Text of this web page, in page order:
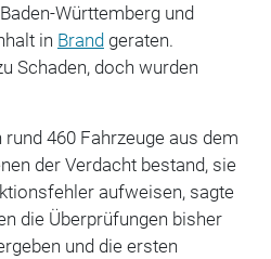
Württemberg und
in Brandgeraten.
Schaden, doch wurden
460 Fahrzeuge aus dem
der Verdacht bestand, sie
aufweisen, sagte
die Überprüfungen bisher
und die ersten